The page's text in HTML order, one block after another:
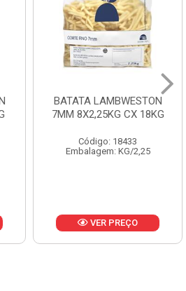
BATATA LAMBWESTON
7MM 8X2,25KG CX 18KG
Código: 18433
Embalagem: KG/2,25
VER PREÇO